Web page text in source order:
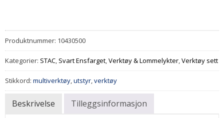
Produktnummer: 10430500
Kategorier: STAC, Svart Ensfarget,Verktøy & Lommelykter,Verktøy sett
Stikkord: multiverktøy,utstyr,verktøy
Beskrivelse Tilleggsinformasjon